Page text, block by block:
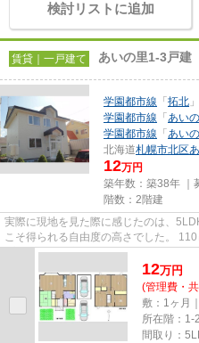
検討リストに追加
賃貸｜一戸建て あいの里1-3戸建
学園都市線 「 拓北
学園都市線 「 あい
学園都市線 「 あい
北海道札幌市北区
12万円
築年数：築38年 ｜
階数：2階建
実際に現地を見た際に感じたのは、
こそ得られる自由度の高さでした。 110㎡の広さがあるため、ご家族それぞれの
プライベート空間を確保しなが...
12万円
(管理費・
敷：1ヶ月
所在階：1-
間取り：